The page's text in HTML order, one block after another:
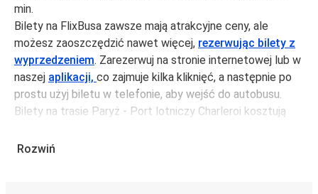
min.
Bilety na FlixBusa zawsze mają atrakcyjne ceny, ale
możesz zaoszczędzić nawet więcej, rezerwując bilety z
wyprzedzeniem. Zarezerwuj na stronie internetowej lub w
naszej aplikacji, co zajmuje kilka kliknięć, a następnie po
prostu użyj biletu w telefonie, aby wejść do autobusu.
Bilety na trasie Paryż - Port lotniczy Charleroi kosztują
124,82 zł, jeśli zarezerwujesz z wyprzedzeniem lub w dni
Rozwiń